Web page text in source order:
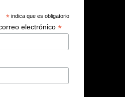
*indica que es obligatorio
electrónico*